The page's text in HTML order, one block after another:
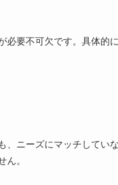
要不可欠です。具体的
ニーズにマッチしてい
ん。